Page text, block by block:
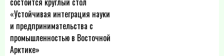
«Устойчивая интеграция науки
и предпринимательства с
промышленностью в Восточной
Арктике»